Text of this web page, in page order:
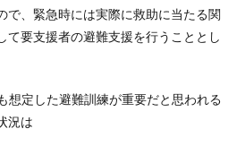
で、緊急時には実際に救助に当たる関
て要支援者の避難支援を行うこととし
定した避難訓練が重要だと思われる
況は